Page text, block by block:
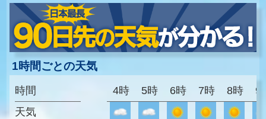
1時間ごとの天気
時間
天気
4時 5時 6時 7時 8時 9